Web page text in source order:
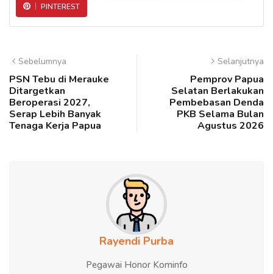
PINTEREST
Sebelumnya
PSN Tebu di Merauke
Ditargetkan
Beroperasi 2027,
Serap Lebih Banyak
Tenaga Kerja Papua
Selanjutnya
Pemprov Papua
Selatan Berlakukan
Pembebasan Denda
PKB Selama Bulan
Agustus 2026
Rayendi Purba
Pegawai Honor Kominfo